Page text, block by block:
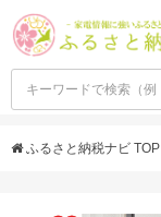
ふるさと納税ナビ TOP